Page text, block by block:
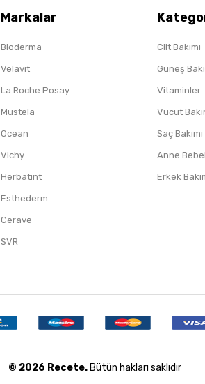
Markalar
Bioderma
Velavit
La Roche Posay
Mustela
Ocean
Vichy
Herbatint
Esthederm
Cerave
SVR
Cilt Bakımı
Güneş
Vitaminler
Vücut
Saç Bakımı
Anne
Erkek
© 2026 Recete.Bütün hakları saklıdır